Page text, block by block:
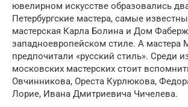
ювелирном искусстве образовались
Петербургские мастера, самые
мастерская Карла Болина и Дом
западноевропейском стиле. А мастера
предпочитали «русский стиль». Среди
московских мастерских стоит
Овчинникова, Ореста Курлюкова,
Лорие, Ивана Дмитриевича Чичелева.